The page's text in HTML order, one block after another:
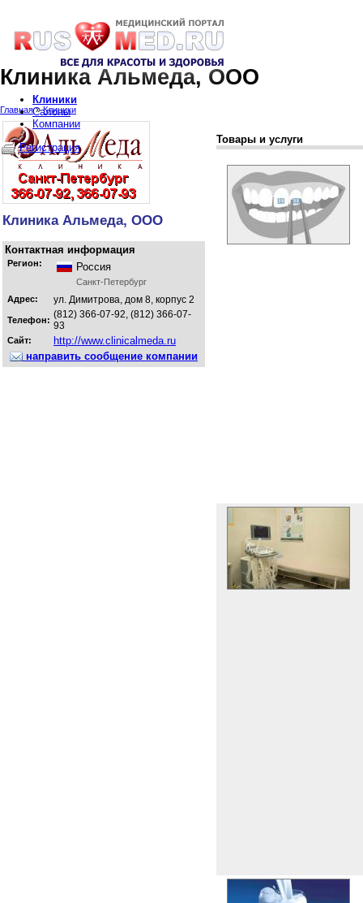
Клиника Альмеда, ООО
Главная»Клиники
Клиника Альмеда, ООО
Контактная информация
Регион: Россия
Санкт-Петербург
Адрес:
ул. Димитрова, дом 8, корпус 2
Телефон: (812) 366-07-92, (812) 366-07-
93
Сайт:
http://www.clinicalmeda.ru
направить сообщение компании
Товары и услуги
Клиники
Салоны
Компании
Регистрация